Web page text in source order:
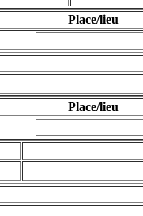
Place/lieu
Place/lieu